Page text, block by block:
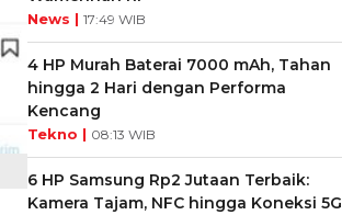
News | 17:49 WIB
4 HP Murah Baterai 7000 mAh, Tahan
hingga 2 Hari dengan Performa
Kencang
Tekno | 08:13 WIB
6 HP Samsung Rp2 Jutaan Terbaik:
Kamera Tajam, NFC hingga Koneksi 5G